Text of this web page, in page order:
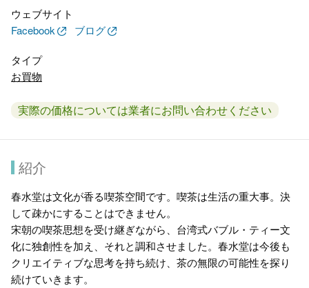
ウェブサイト
Facebook
ブログ
タイプ
お買物
実際の価格については業者にお問い合わせください
紹介
春水堂は文化が香る喫茶空間です。喫茶は生活の重大事。決
して疎かにすることはできません。
宋朝の喫茶思想を受け継ぎながら、台湾式バブル・ティー文
化に独創性を加え、それと調和させました。春水堂は今後も
クリエイティブな思考を持ち続け、茶の無限の可能性を探り
続けていきます。